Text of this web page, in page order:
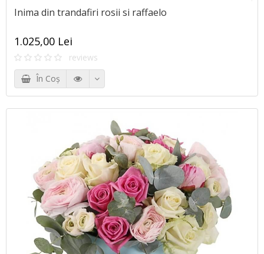
Inima din trandafiri rosii si raffaelo
1.025,00 Lei
reviews
În Coş